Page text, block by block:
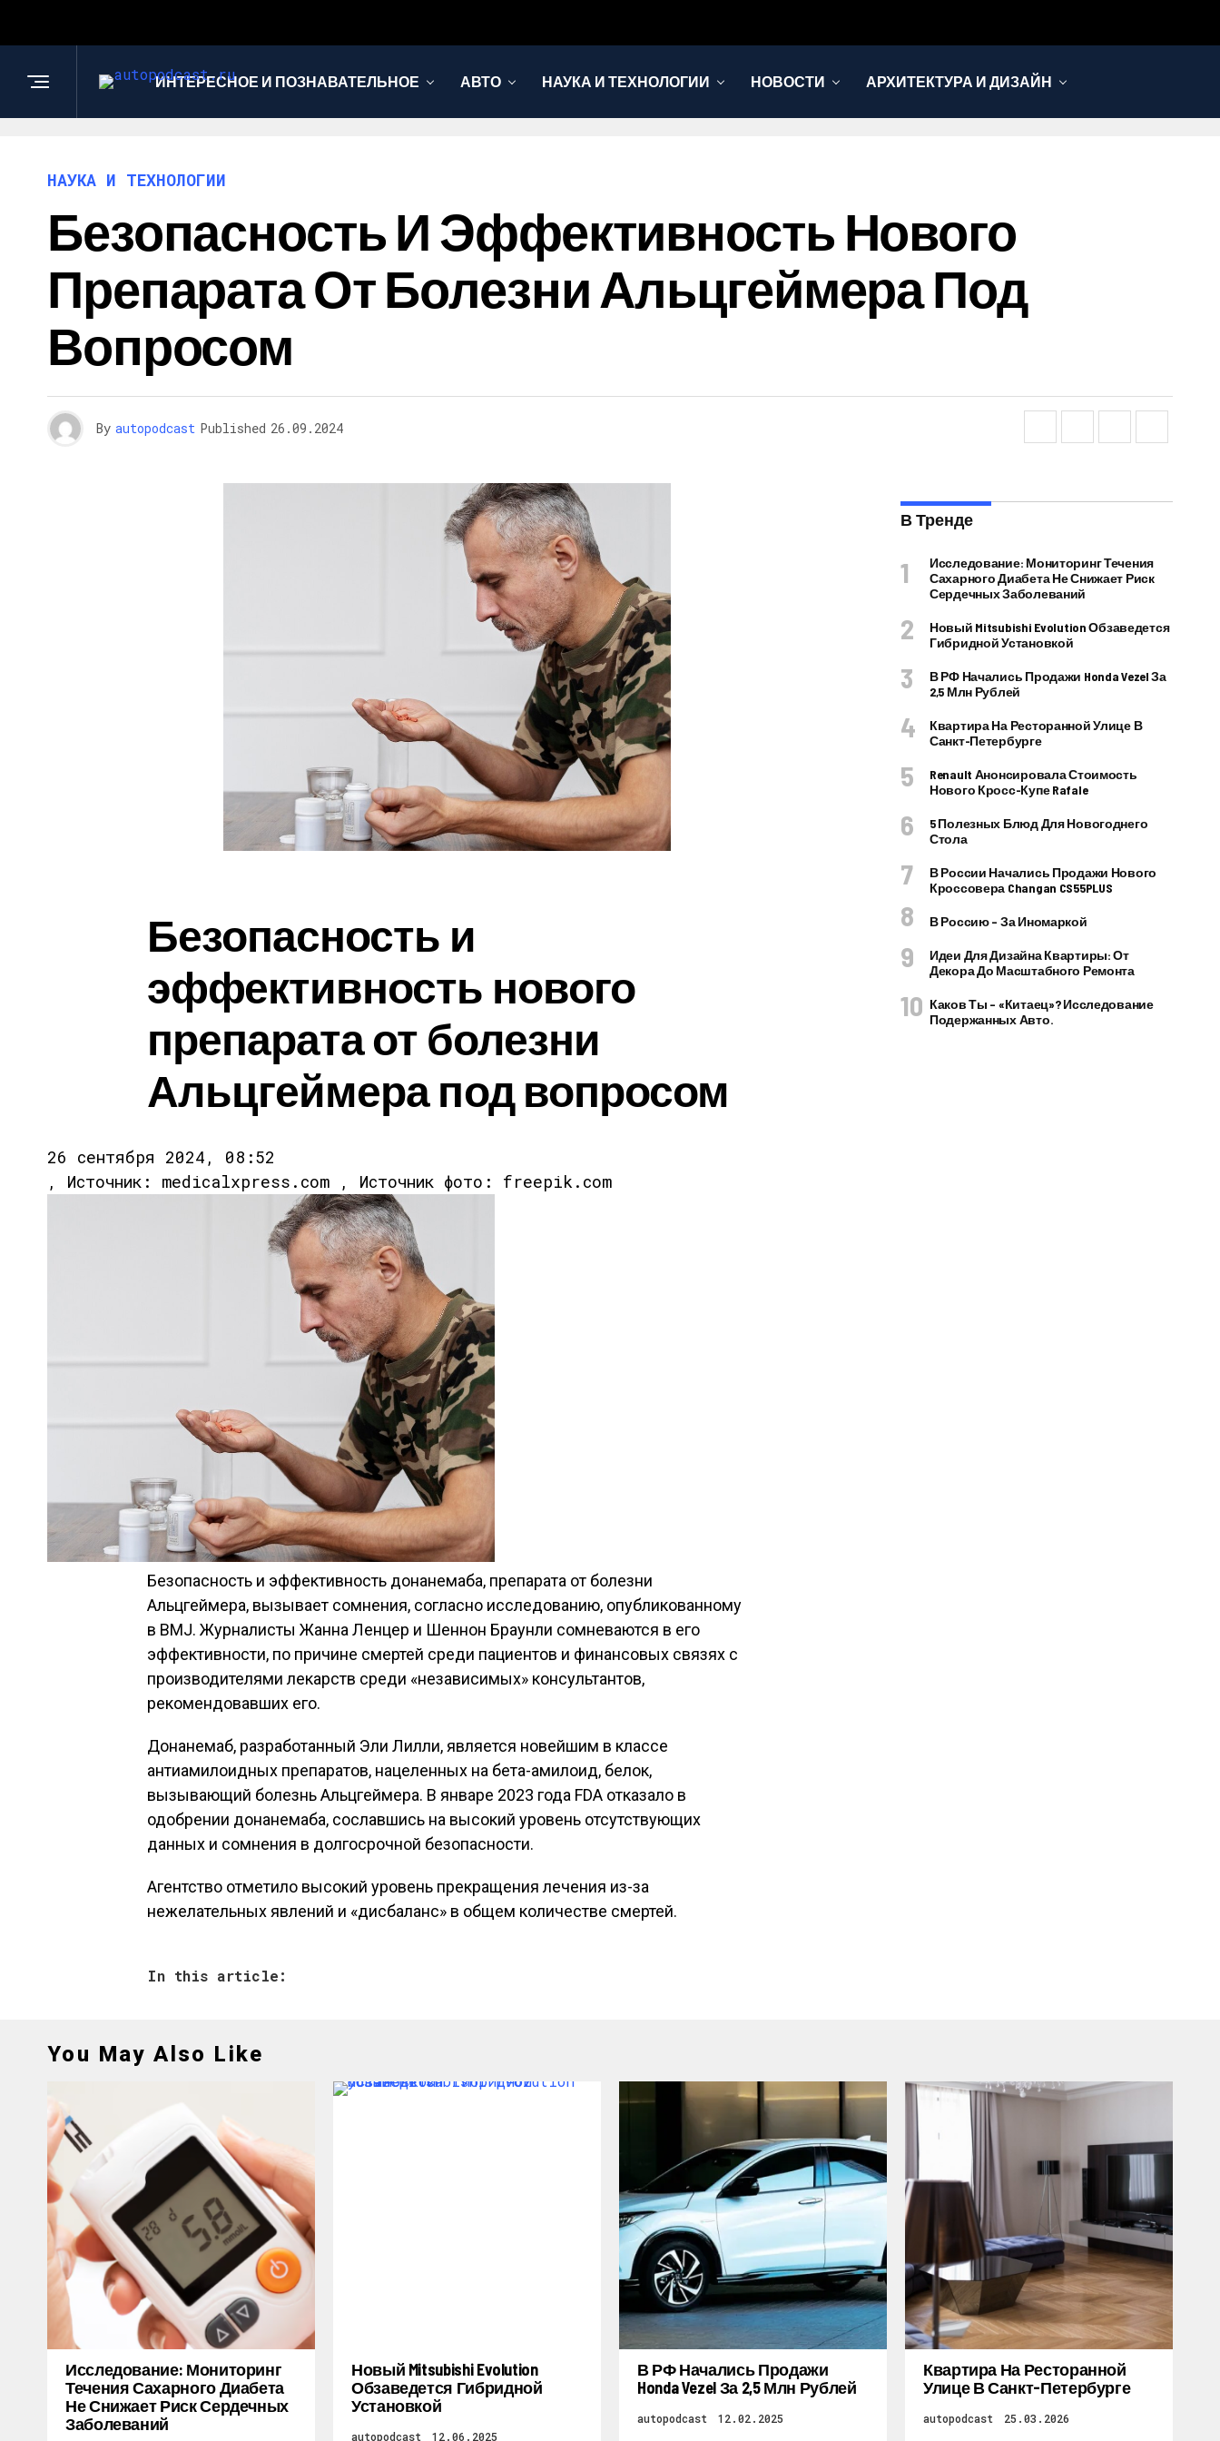
ИНТЕРЕСНОЕ И ПОЗНАВАТЕЛЬНОЕ АВТО НАУКА И ТЕХНОЛОГИИ НОВОСТИ АРХИТЕКТУРА И ДИЗАЙН
НАУКА И ТЕХНОЛОГИИ
Безопасность И Эффективность Нового
Препарата От Болезни Альцгеймера Под
Вопросом
By autopodcast Published 26.09.2024
Безопасность и
эффективность нового
препарата от болезни
Альцгеймера под вопросом
26 сентября 2024, 08:52
, Источник: medicalxpress.com , Источник фото: freepik.com
Безопасность и эффективность донанемаба, препарата от болезни
Альцгеймера, вызывает сомнения, согласно исследованию, опубликованному
в BMJ. Журналисты Жанна Ленцер и Шеннон Браунли сомневаются в его
эффективности, по причине смертей среди пациентов и финансовых связях с
производителями лекарств среди «независимых» консультантов,
рекомендовавших его.
Донанемаб, разработанный Эли Лилли, является новейшим в классе
антиамилоидных препаратов, нацеленных на бета-амилоид, белок,
вызывающий болезнь Альцгеймера. В январе 2023 года FDA отказало в
одобрении донанемаба, сославшись на высокий уровень отсутствующих
данных и сомнения в долгосрочной безопасности.
Агентство отметило высокий уровень прекращения лечения из-за
нежелательных явлений и «дисбаланс» в общем количестве смертей.
In this article:
В Тренде
Исследование: Мониторинг Течения
Сахарного Диабета Не Снижает Риск
Сердечных Заболеваний
Новый Mitsubishi Evolution Обзаведется
Гибридной Установкой
В РФ Начались Продажи Honda Vezel За
2,5 Млн Рублей
Квартира На Ресторанной Улице В
Санкт-Петербурге
Renault Анонсировала Стоимость
Нового Кросс-Купе Rafale
5 Полезных Блюд Для Новогоднего
Стола
В России Начались Продажи Нового
Кроссовера Changan CS55PLUS
В Россию – За Иномаркой
Идеи Для Дизайна Квартиры: От
Декора До Масштабного Ремонта
Каков Ты – «китаец»? Исследование
Подержанных Авто.
You May Also Like
Исследование: Мониторинг
Течения Сахарного Диабета
Не Снижает Риск Сердечных
Заболеваний
Новый Mitsubishi Evolution
Обзаведется Гибридной
Установкой
autopodcast 12.06.2025
В РФ Начались Продажи
Honda Vezel За 2,5 Млн Рублей
autopodcast 12.02.2025
Квартира На Ресторанной
Улице В Санкт-Петербурге
autopodcast 25.03.2026